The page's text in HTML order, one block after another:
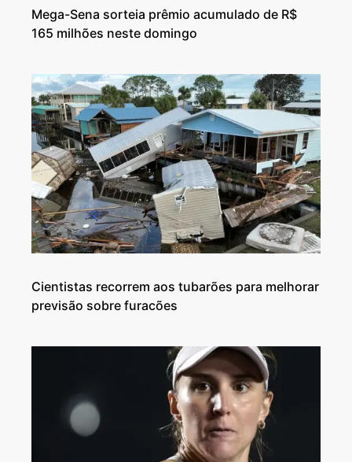
Mega-Sena sorteia prêmio acumulado de R$
165 milhões neste domingo
Cientistas recorrem aos tubarões para melhorar
previsão sobre furacões